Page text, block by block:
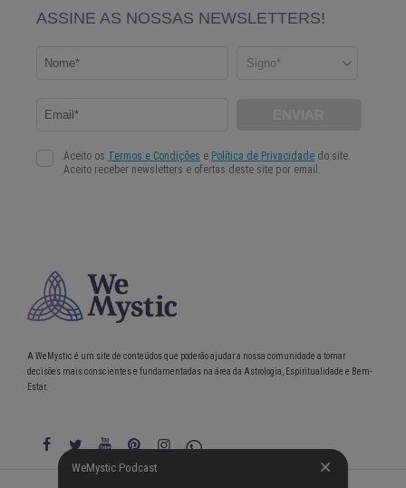
WeMystic Podcast
A WeMystic é um site de conteúdos que poderão ajudar a nossa comunidade a tomar
decisões mais conscientes e fundamentadas na área da Astrologia, Espiritualidade e Bem-
Estar.
WeMystic Podcast